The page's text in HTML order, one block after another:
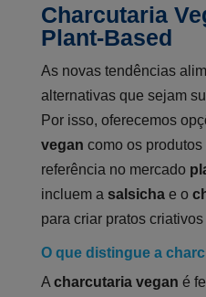
Charcutaria
Plant-Based
As novas tendências
alternativas que sejam
Por isso, oferecemos
vegan como os produtos
referência no mercado
incluem a salsichae o
para criar pratos
O que distingue a
A charcutaria vegan é